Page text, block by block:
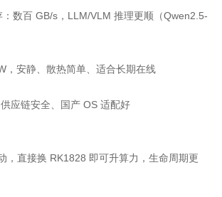
数百 GB/s，LLM/VLM 推理更顺（Qwen2.5-
，安静、散热简单、适合长期在线
应链安全、国产 OS 适配好
，直接换 RK1828 即可升算力，生命周期更